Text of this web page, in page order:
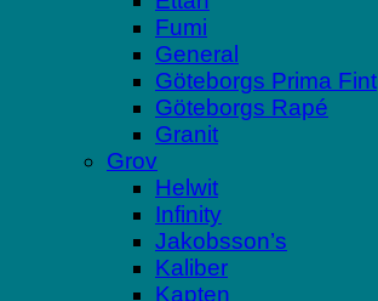
Fumi
General
Göteborgs Prima Fint
Göteborgs Rapé
Granit
Grov
Helwit
Infinity
Jakobsson’s
Kaliber
Kapten